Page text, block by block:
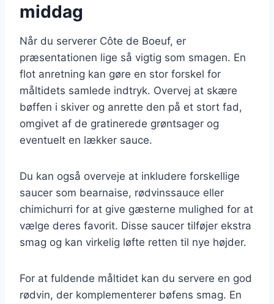
middag
Når du serverer Côte de Boeuf, er
præsentationen lige så vigtig som smagen. En
flot anretning kan gøre en stor forskel for
måltidets samlede indtryk. Overvej at skære
bøffen i skiver og anrette den på et stort fad,
omgivet af de gratinerede grøntsager og
eventuelt en lækker sauce.
Du kan også overveje at inkludere forskellige
saucer som bearnaise, rødvinssauce eller
chimichurri for at give gæsterne mulighed for at
vælge deres favorit. Disse saucer tilføjer ekstra
smag og kan virkelig løfte retten til nye højder.
For at fuldende måltidet kan du servere en god
rødvin, der komplementerer bøfens smag. En